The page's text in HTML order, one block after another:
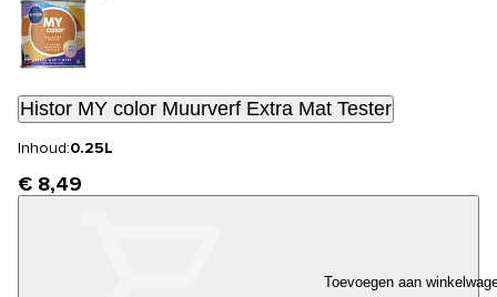
Histor MY color Muurverf Extra Mat Tester
Inhoud:0.25L
€ 8,49
Toevoegen aan